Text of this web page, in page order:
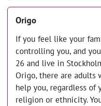
Origo
If you feel like your
controlling you, and
26 and live in
Origo, there are adults
help you, regardless of
religion or ethnicity.